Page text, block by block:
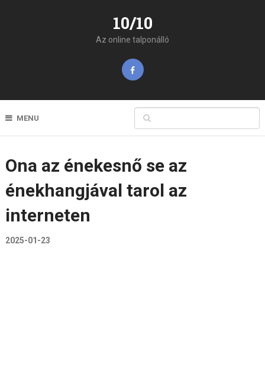
10/10
Az online talponálló
MENU
Ona az énekesnő se az
énekhangjával tarol az
interneten
2025-01-23